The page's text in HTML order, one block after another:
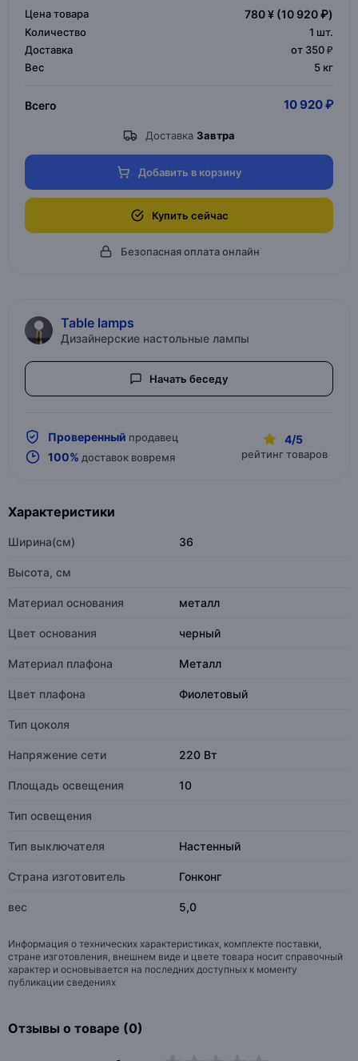
Цена товара 780 ¥ (10 920 ₽)
Количество 1 шт.
Доставка
от 350 ₽
Вес
5 кг
Всего 10 920 ₽
Доставка Завтра
Добавить в корзину
Купить сейчас
Безопасная оплата онлайн
Table lamps
Дизайнерские настольные лампы
Начать беседу
Проверенный продавец
100% доставок вовремя
4/5
рейтинг товаров
Характеристики
Ширина(см) 36
Высота, см
Материал основания металл
Цвет основания черный
Материал плафона Металл
Цвет плафона Фиолетовый
Тип цоколя
Напряжение сети 220 Вт
Площадь освещения 10
Тип освещения
Тип выключателя Настенный
Страна изготовитель Гонконг
вес 5,0
Информация о технических характеристиках, комплекте поставки,
стране изготовления, внешнем виде и цвете товара носит справочный
характер и основывается на последних доступных к моменту
публикации сведениях
Отзывы о товаре (0)